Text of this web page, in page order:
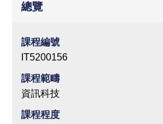
總覽
課程編號
IT5200156
課程範疇
資訊科技
課程程度